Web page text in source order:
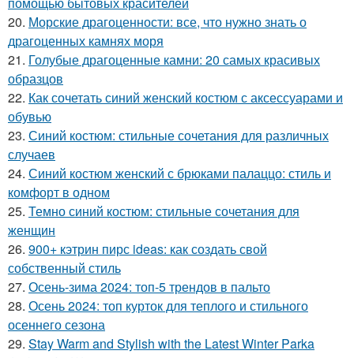
20. Морские драгоценности: все, что нужно знать о
драгоценных камнях моря
21. Голубые драгоценные камни: 20 самых красивых
образцов
22. Как сочетать синий женский костюм с аксессуарами и
обувью
23. Синий костюм: стильные сочетания для различных
случаев
24. Синий костюм женский с брюками палаццо: стиль и
комфорт в одном
25. Темно синий костюм: стильные сочетания для
женщин
26. 900+ кэтрин пирс ideas: как создать свой
собственный стиль
27. Осень-зима 2024: топ-5 трендов в пальто
28. Осень 2024: топ курток для теплого и стильного
осеннего сезона
29. Stay Warm and Stylish with the Latest Winter Parka